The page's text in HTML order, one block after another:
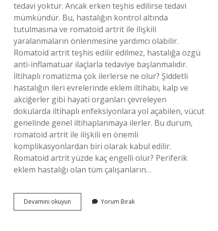
tedavi yoktur. Ancak erken teşhis edilirse tedavi
mümkündür. Bu, hastalığın kontrol altında
tutulmasına ve romatoid artrit ile ilişkili
yaralanmaların önlenmesine yardımcı olabilir.
Romatoid artrit teşhis edilir edilmez, hastalığa özgü
anti-inflamatuar ilaçlarla tedaviye başlanmalıdır.
İltihaplı romatizma çok ilerlerse ne olur? Şiddetli
hastalığın ileri evrelerinde eklem iltihabı, kalp ve
akciğerler gibi hayati organları çevreleyen
dokularda iltihaplı enfeksiyonlara yol açabilen, vücut
genelinde genel iltihaplanmaya ilerler. Bu durum,
romatoid artrit ile ilişkili en önemli
komplikasyonlardan biri olarak kabul edilir.
Romatoid artrit yüzde kaç engelli olur? Periferik
eklem hastalığı olan tüm çalışanların…
Devamını okuyun Romatoid
Artrit
Yorum Bırak